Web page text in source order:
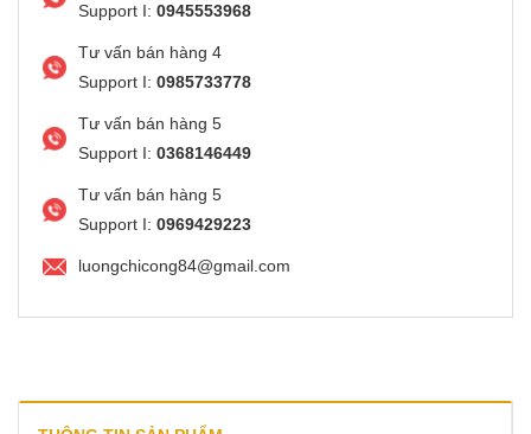
Support I: 0945553968
Tư vấn bán hàng 4
Support I: 0985733778
Tư vấn bán hàng 5
Support I: 0368146449
Tư vấn bán hàng 5
Support I: 0969429223
luongchicong84@gmail.com